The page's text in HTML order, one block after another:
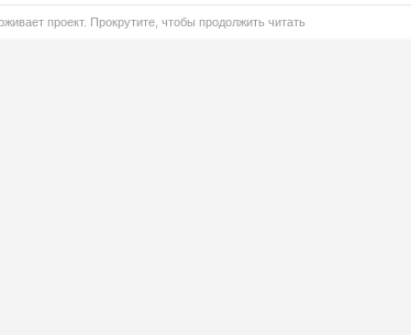
проект. Прокрутите, чтобы продолжить читать